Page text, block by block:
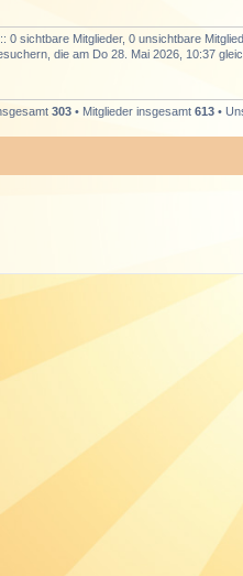
0 sichtbare Mitglieder, 0 unsichtbare
die am Do 28. Mai 2026, 10:37
303 • Mitglieder insgesamt 613 •